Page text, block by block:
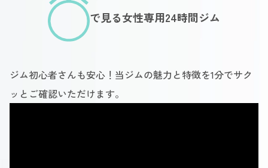
で見る女性専用24時間ジム
ジム初心者さんも安心！当ジムの魅力と特徴を1分でサク
ッとご確認いただけます。